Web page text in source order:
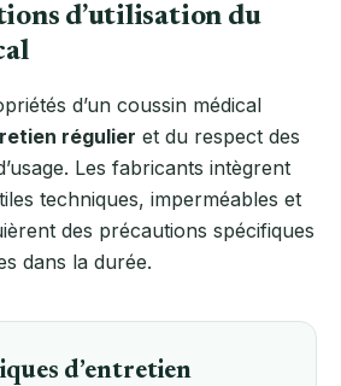
d’utilisation du
d’un coussin médical
régulier et du respect des
Les fabricants intègrent
techniques, imperméables et
des précautions spécifiques
dans la durée.
d’entretien